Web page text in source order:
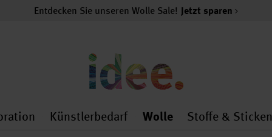
Entdecken Sie unseren Wolle Sale! Jetzt sparen
general.openMenu
Dekoration general.openMenu
Künstlerbedarf
Künstlerbedarf
Wolle
Wolle
Stoffe & Sticken